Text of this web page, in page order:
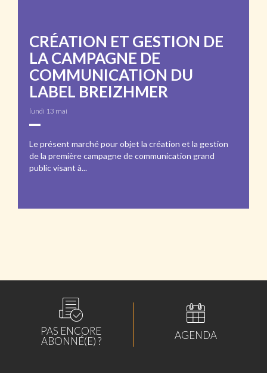
CRÉATION ET GESTION DE
LA CAMPAGNE DE
COMMUNICATION DU
LABEL BREIZHMER
lundi 13 mai
Le présent marché pour objet la création et la gestion
de la première campagne de communication grand
public visant à...
PAS ENCORE
ABONNÉ(E) ?
AGENDA